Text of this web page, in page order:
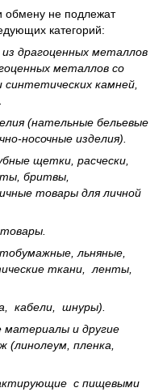
обмену не подлежат
категорий:
драгоценных металлов
металлов со
синте­тических камней,
(нательные бельевые
носочные изделия).
щетки, расчески,
бритвы,
товары для личной
льняные,
ткани, ленты,
кабели, шнуры).
и другие
пленка,
с пищевыми